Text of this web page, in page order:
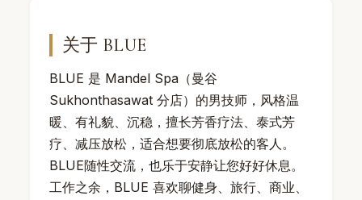
关于 BLUE
BLUE 是 Mandel Spa（曼谷
Sukhonthasawat 分店）的男技师，风格温
暖、有礼貌、沉稳，擅长芳香疗法、泰式芳
疗、减压放松，适合想要彻底放松的客人。
BLUE随性交流，也乐于安静让您好好休息。
工作之余，BLUE 喜欢聊健身、旅行、商业、